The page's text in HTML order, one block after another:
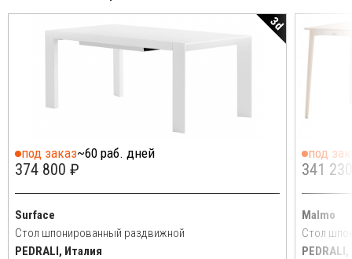
3d
под заказ~60 раб. дней
374 800 ₽
Surface
Стол шпонированный раздвижной
PEDRALI, Италия
под
341
Malmo
Стол